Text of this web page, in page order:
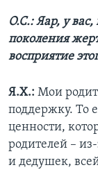
О.С.: Яар, у вас,
поколения
восприятие
Я.Х.: Мои
поддержку. То
ценности,
родителей –
и дедушек,